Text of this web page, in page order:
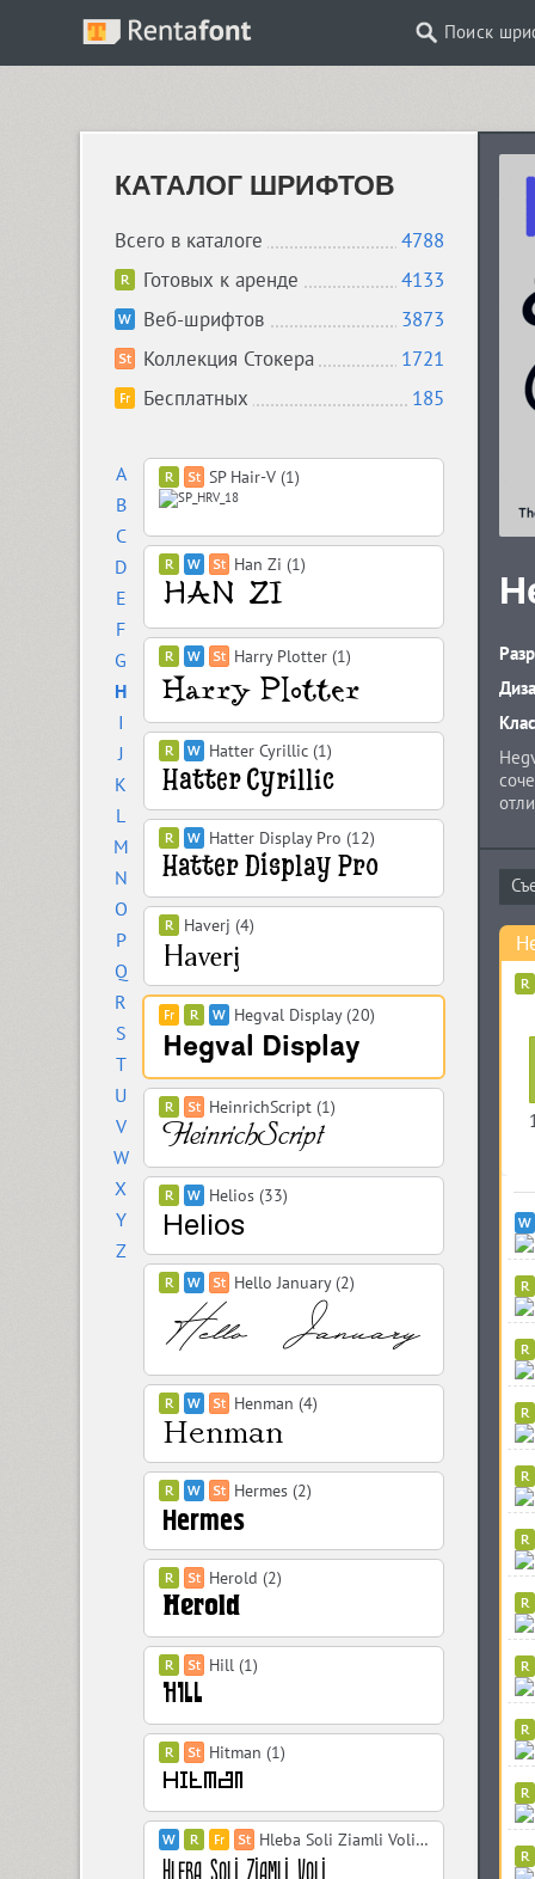
Поиск
КАТАЛОГ ШРИФТОВ
Всего в каталоге
4788
Готовых к аренде
4133
Веб-шрифтов
3873
Коллекция Стокера
1721
Бесплатных
185
A
B
C
D
E
F
G
H
I
J
K
L
M
N
O
P
Q
R
S
T
U
V
W
X
Y
Z
SP Hair-V (1)
Han Zi (1)
Harry Plotter (1)
Hatter Cyrillic (1)
Hatter Display Pro (12)
Haverj (4)
Hegval Display (20)
HeinrichScript (1)
Helios (33)
Hello January (2)
Henman (4)
Hermes (2)
Herold (2)
Hill (1)
Hitman (1)
Hleba Soli Ziamli Voli (10)